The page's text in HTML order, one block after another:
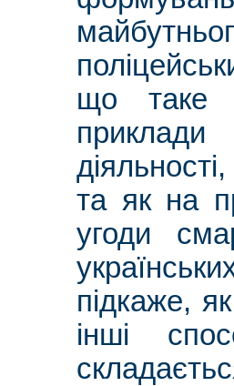
що таке
та як на
угоди
підкаже,
інші